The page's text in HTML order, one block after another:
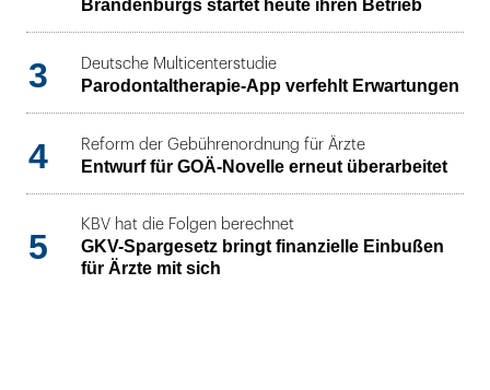
Brandenburgs startet heute ihren Betrieb
3 Deutsche Multicenterstudie
Parodontaltherapie-App verfehlt Erwartungen
4 Reform der Gebührenordnung für Ärzte
Entwurf für GOÄ-Novelle erneut überarbeitet
5
KBV hat die Folgen berechnet
GKV-Spargesetz bringt finanzielle Einbußen
für Ärzte mit sich